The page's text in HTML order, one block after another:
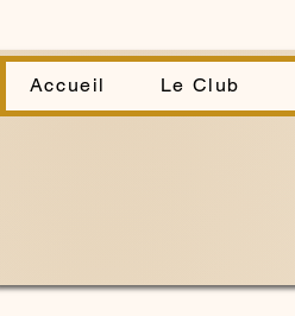
Accueil Le Club